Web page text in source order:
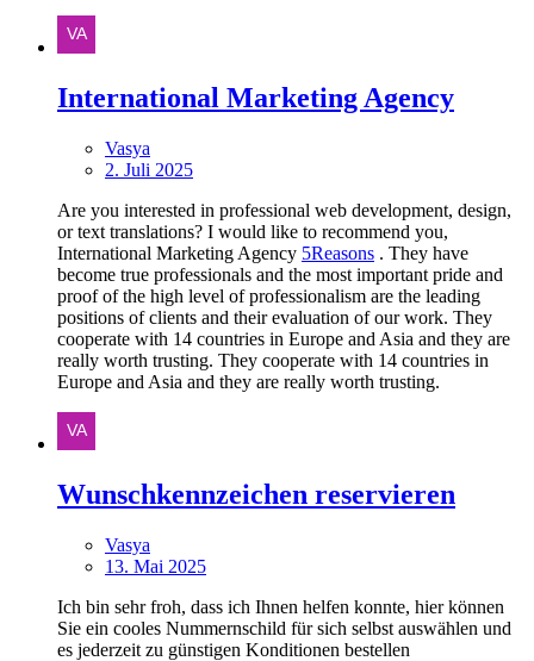
International Marketing Agency
Vasya
2. Juli 2025
Are you interested in professional web development, design,
or text translations? I would like to recommend you,
International Marketing Agency 5Reasons . They have
become true professionals and the most important pride and
proof of the high level of professionalism are the leading
positions of clients and their evaluation of our work. They
cooperate with 14 countries in Europe and Asia and they are
really worth trusting. They cooperate with 14 countries in
Europe and Asia and they are really worth trusting.
Wunschkennzeichen reservieren
Vasya
13. Mai 2025
Ich bin sehr froh, dass ich Ihnen helfen konnte, hier können
Sie ein cooles Nummernschild für sich selbst auswählen und
es jederzeit zu günstigen Konditionen bestellen